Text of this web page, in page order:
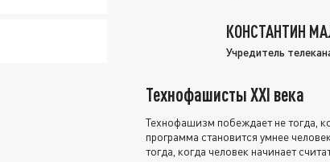
КОНСТАНТИН
Учредитель
Технофашисты XXI века
Технофашизм побеждает не тогда,
программа становится умнее
тогда, когда человек начинает